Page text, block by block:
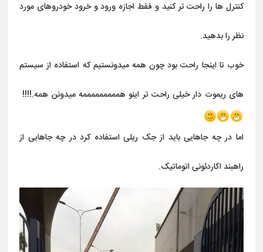
کنترل ها را راحت تر کنید و فقط اجازه ورود و خرود خودروهای مورد
نظر را بدهید.
خوب تا اینجا راحت بود چون همه میدونستیم که استفاده از سیستم
های ریموت دار خیلی راحت تر اینو همممممممممه میدونن همه.!!!!
اما در چه جاهایی باید از جک ریلی استفاده کرد در چه جاهایی از
راهبند اکاردئونی اتوماتیک.